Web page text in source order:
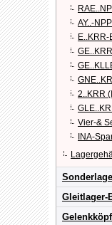
AY..-
E..KRR-
2..KRR
Vier-&
INA-
Gleitlager-